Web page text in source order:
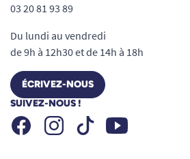
03 20 81 93 89
Du lundi au vendredi
de 9h à 12h30 et de 14h à 18h
ÉCRIVEZ-NOUS
SUIVEZ-NOUS !
FacebookInstagramTiktok Youtube